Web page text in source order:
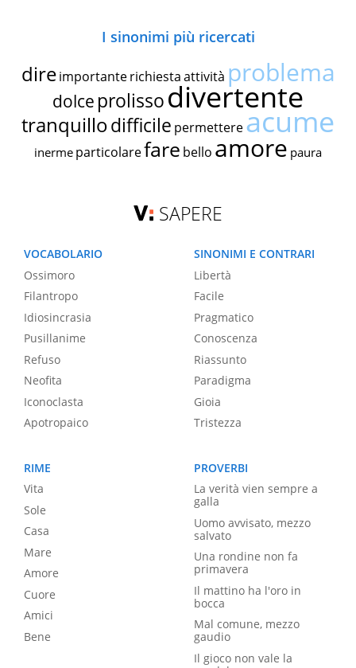
I sinonimi più ricercati
dire importante richiestaattività problema
dolce prolissodivertente
tranquillodifficile permettereacume
inerme particolarefare bello amore paura
SAPERE
VOCABOLARIO
Ossimoro
Filantropo
Idiosincrasia
Pusillanime
Refuso
Neofita
Iconoclasta
Apotropaico
SINONIMI E CONTRARI
Libertà
Facile
Pragmatico
Conoscenza
Riassunto
Paradigma
Gioia
Tristezza
RIME
Vita
Sole
Casa
Mare
Amore
Cuore
Amici
Bene
PROVERBI
La verità vien sempre a
galla
Uomo avvisato, mezzo
salvato
Una rondine non fa
primavera
Il mattino ha l'oro in
bocca
Mal comune, mezzo
gaudio
Il gioco non vale la